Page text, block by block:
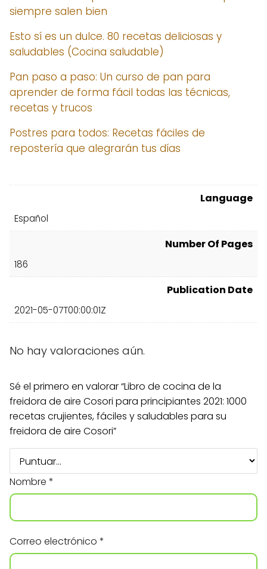
siempre salen bien
Esto sí es un dulce. 80 recetas deliciosas y
saludables (Cocina saludable)
Pan paso a paso: Un curso de pan para
aprender de forma fácil todas las técnicas,
recetas y trucos
Postres para todos: Recetas fáciles de
repostería que alegrarán tus días
Language
Español
Number Of Pages
186
Publication Date
2021-05-07T00:00:01Z
No hay valoraciones aún.
Sé el primero en valorar “Libro de cocina de la
freidora de aire Cosori para principiantes 2021: 1000
recetas crujientes, fáciles y saludables para su
freidora de aire Cosori”
Nombre *
Correo electrónico *